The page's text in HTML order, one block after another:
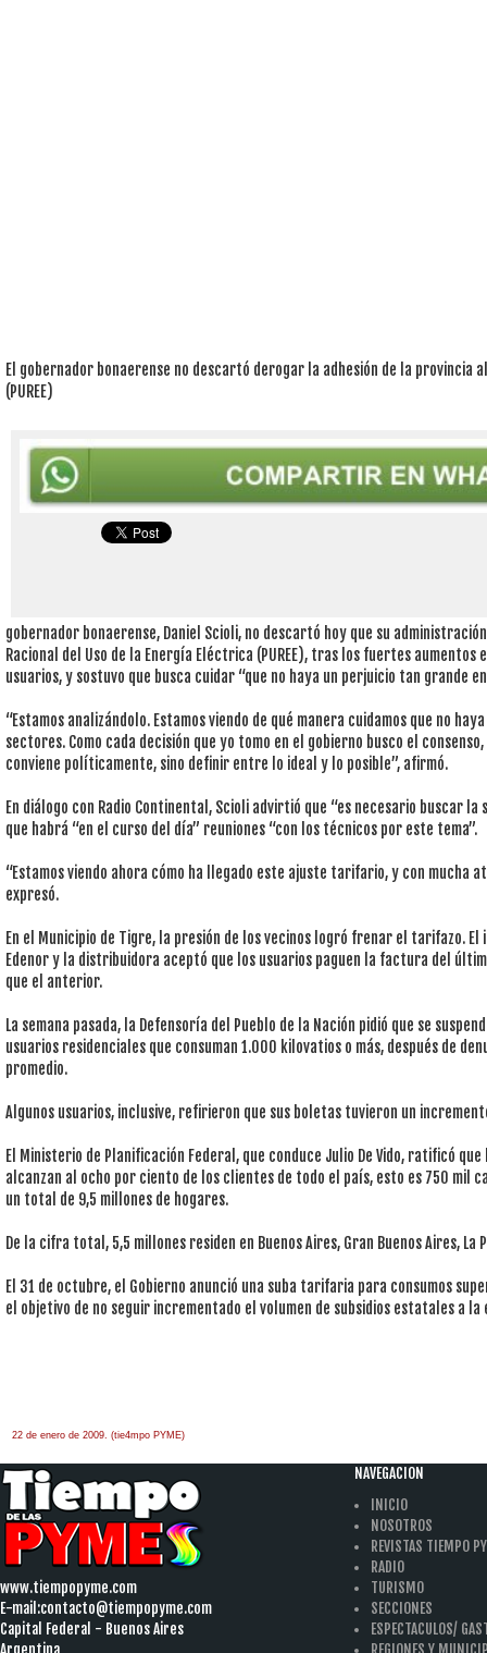
El gobernador bonaerense no descartó derogar la adhesión de la provincia
(PUREE)
gobernador bonaerense, Daniel Scioli, no descartó hoy que su
Racional del Uso de la Energía Eléctrica (PUREE), tras los fuertes
usuarios, y sostuvo que busca cuidar “que no haya un perjuicio tan grande
“Estamos analizándolo. Estamos viendo de qué manera cuidamos que no
sectores. Como cada decisión que yo tomo en el gobierno busco el
conviene políticamente, sino definir entre lo ideal y lo posible”, afirmó.
En diálogo con Radio Continental, Scioli advirtió que “es necesario buscar
que habrá “en el curso del día” reuniones “con los técnicos por este tema”.
“Estamos viendo ahora cómo ha llegado este ajuste tarifario, y con mucha
expresó.
En el Municipio de Tigre, la presión de los vecinos logró frenar el tarifazo.
Edenor y la distribuidora aceptó que los usuarios paguen la factura del
que el anterior.
La semana pasada, la Defensoría del Pueblo de la Nación pidió que se
usuarios residenciales que consuman 1.000 kilovatios o más, después de
promedio.
Algunos usuarios, inclusive, refirieron que sus boletas tuvieron un
El Ministerio de Planificación Federal, que conduce Julio De Vido, ratificó
alcanzan al ocho por ciento de los clientes de todo el país, esto es 750 mil
un total de 9,5 millones de hogares.
De la cifra total, 5,5 millones residen en Buenos Aires, Gran Buenos Aires, La
El 31 de octubre, el Gobierno anunció una suba tarifaria para consumos
el objetivo de no seguir incrementado el volumen de subsidios estatales a
22 de enero de 2009. (tie4mpo PYME)
www.tiempopyme.com
E-mail:contacto@tiempopyme.com
Capital Federal - Buenos Aires
NAVEGACION
INICIO
NOSOTROS
REVISTAS TIEMPO
RADIO
TURISMO
SECCIONES
ESPECTACULOS/